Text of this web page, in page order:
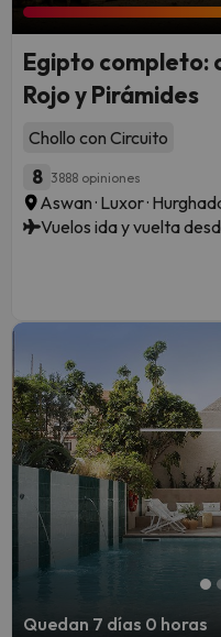
Egipto completo:
Rojo y Pirámides
Chollo con Circuito
8 3888 opiniones
Aswan · Luxor ·
Vuelos ida y vuelta
Quedan 7 días 0 horas